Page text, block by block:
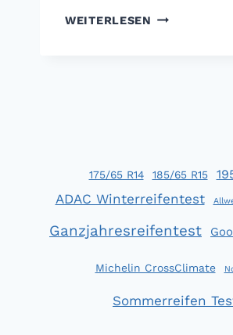
WEITERLESEN
175/65 R14 185/65 R15
ADAC Winterreifentest
Ganzjahresreifentest
Michelin CrossClimate
Sommerreifen